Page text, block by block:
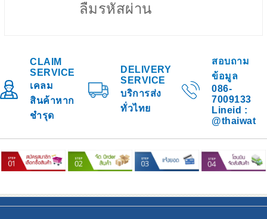
ลืมรหัสผ่าน
CLAIM
SERVICE
เคลม
สินค้าหาก
ชำรุด
DELIVERY
SERVICE
บริการส่ง
ทั่วไทย
สอบถาม
ข้อมูล
086-
7009133
Lineid :
@thaiwat